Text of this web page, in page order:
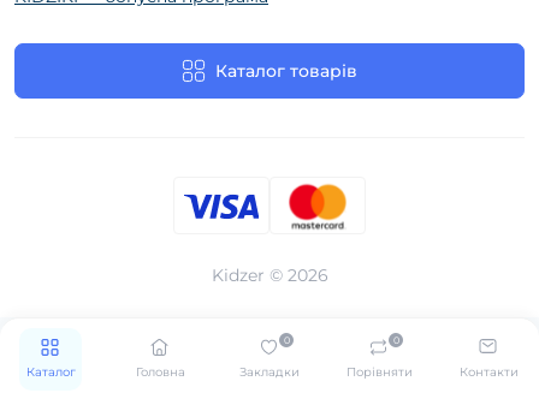
Каталог Головна Закладки
0
Порівняти
0
Контакти
Каталог товарів
Kidzer © 2026